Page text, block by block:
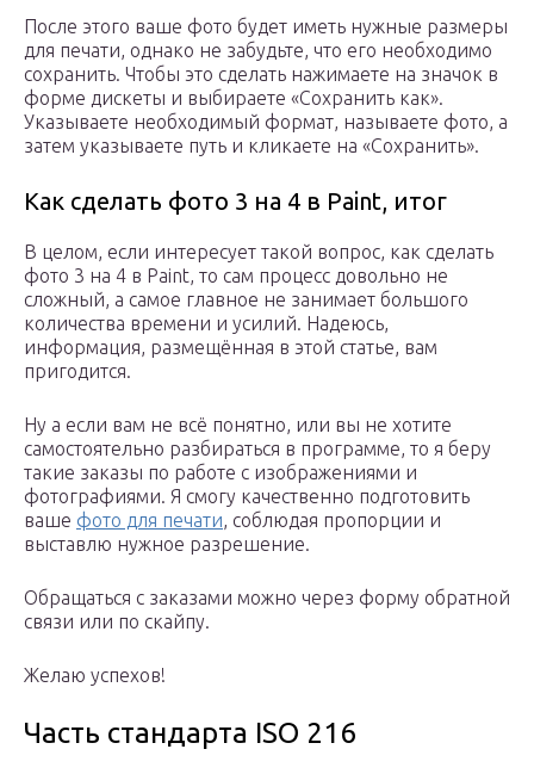
После этого ваше фото будет иметь нужные размеры
для печати, однако не забудьте, что его необходимо
сохранить. Чтобы это сделать нажимаете на значок в
форме дискеты и выбираете «Сохранить как».
Указываете необходимый формат, называете фото, а
затем указываете путь и кликаете на «Сохранить».
Как сделать фото 3 на 4 в Paint, итог
В целом, если интересует такой вопрос, как сделать
фото 3 на 4 в Paint, то сам процесс довольно не
сложный, а самое главное не занимает большого
количества времени и усилий. Надеюсь,
информация, размещённая в этой статье, вам
пригодится.
Ну а если вам не всё понятно, или вы не хотите
самостоятельно разбираться в программе, то я беру
такие заказы по работе с изображениями и
фотографиями. Я смогу качественно подготовить
ваше фото для печати, соблюдая пропорции и
выставлю нужное разрешение.
Обращаться с заказами можно через форму обратной
связи или по скайпу.
Желаю успехов!
Часть стандарта ISO 216